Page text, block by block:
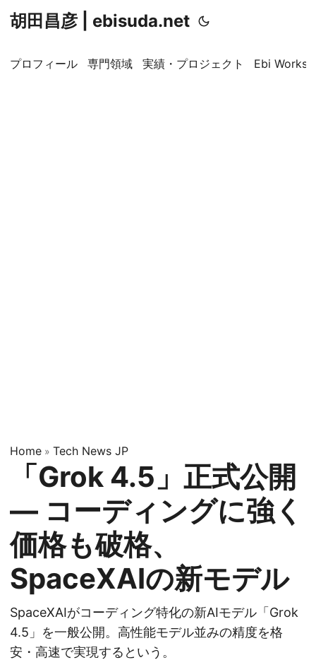
胡田昌彦 | ebisuda.net
プロフィール 専門領域 実績・プロジェクト Ebi
Home » Tech News JP
「Grok 4.5」正式公開
― コーディングに強く
価格も破格、
SpaceXAIの新モデル
SpaceXAIがコーディング特化の新AIモデル「Grok
4.5」を一般公開。高性能モデル並みの精度を格
安・高速で実現するという。